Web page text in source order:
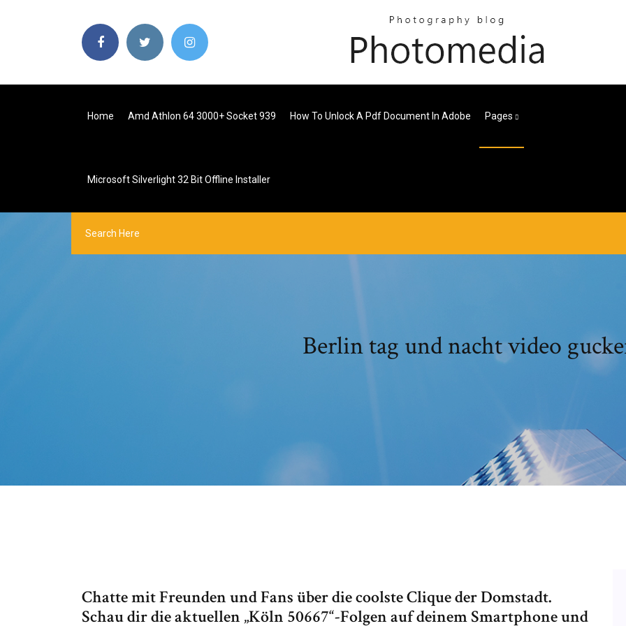
Home Amd Athlon 64 3000+ Socket 939 How To Unlock A Pdf Document In Adobe Pages
Microsoft Silverlight 32 Bit Offline Installer
Berlin tag und nacht video
Chatte mit Freunden und Fans über die coolste Clique der Domstadt.
Schau dir die aktuellen „Köln 50667“-Folgen auf deinem Smartphone und